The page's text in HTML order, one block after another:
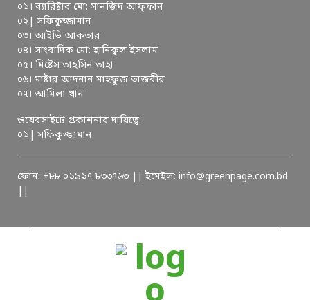
০১। ব্যারিষ্টার মো: সানজিদ আফ্ফান
০২| সফিকুজ্জামান
০৩। আইভি আকতার
০৪। সাংবাদিক মো: হানিকুল ইসলাম
০৫। মিষ্টেস তাহসিন তাহা
০৬। মাষ্টার আদনান মাহফুজ তাজবীর
০৭। আমিলা খান
ওয়েবসাইটে প্রকাশনার দায়িত্বে:
০১| সফিকুজ্জামান
ফোন: +৮৮ ০১৯১৭ ৮৩৩৭৬৩ || ইমেইল: info@greenpage.com.bd